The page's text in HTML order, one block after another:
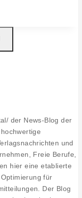
der News-Blog der
und
Freie Berufe,
hier eine etablierte
für
Der Blog